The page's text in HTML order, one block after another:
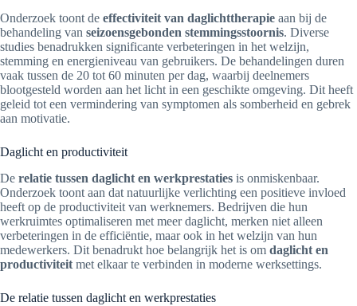
Onderzoek toont de effectiviteit van daglichttherapie aan bij de
behandeling van seizoensgebonden stemmingsstoornis. Diverse
studies benadrukken significante verbeteringen in het welzijn,
stemming en energieniveau van gebruikers. De behandelingen duren
vaak tussen de 20 tot 60 minuten per dag, waarbij deelnemers
blootgesteld worden aan het licht in een geschikte omgeving. Dit heeft
geleid tot een vermindering van symptomen als somberheid en gebrek
aan motivatie.
Daglicht en productiviteit
De relatie tussen daglicht en werkprestaties is onmiskenbaar.
Onderzoek toont aan dat natuurlijke verlichting een positieve invloed
heeft op de productiviteit van werknemers. Bedrijven die hun
werkruimtes optimaliseren met meer daglicht, merken niet alleen
verbeteringen in de efficiëntie, maar ook in het welzijn van hun
medewerkers. Dit benadrukt hoe belangrijk het is om daglicht en
productiviteit met elkaar te verbinden in moderne werksettings.
De relatie tussen daglicht en werkprestaties